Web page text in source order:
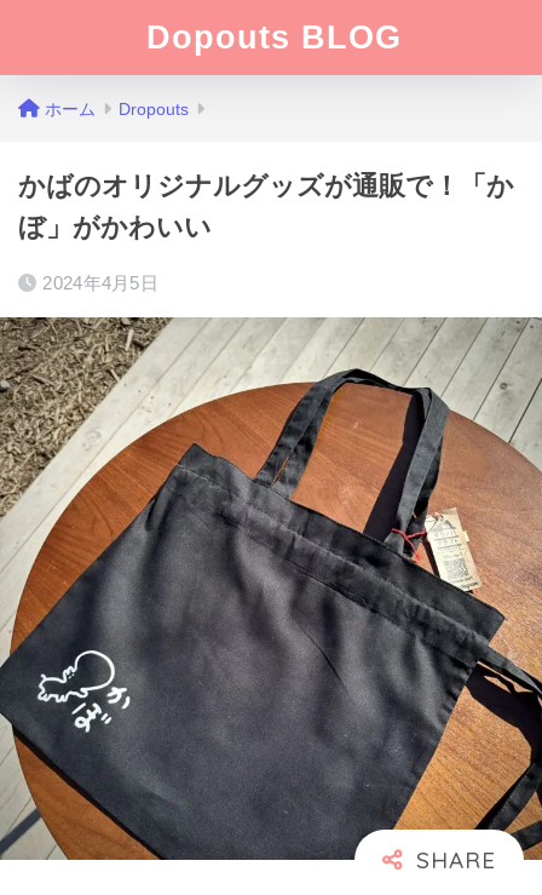
Dopouts BLOG
ホーム Dropouts
かばのオリジナルグッズが通販で！「か
ぼ」がかわいい
2024年4月5日